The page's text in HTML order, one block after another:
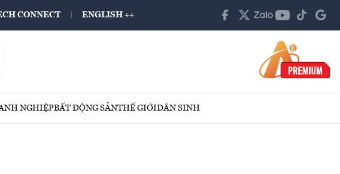
CONNECT ENGLISH ++
NGHIỆPBẤT ĐỘNG SẢNTHẾ GIỚIDÂN SINH